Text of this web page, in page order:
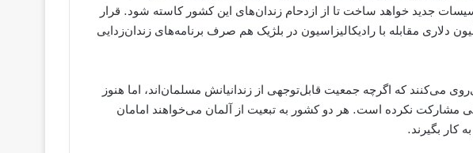
سال گذشته اعلام کرد که ۳۳ تاسیسات جدید خواهد ساخت تا از ازدحام زندان‌های این کشور کاسته شود. قرار
قابل توجهی از بودجه ۴۴ میلیون دلاری مقابله با رادیکالیزاسیون در بلژیک هم صرف برنامه‌های زندان‌زدایی
می‌کنند که اگرچه جمعیت قابل‌توجهی از زندانیانش مسلمان‌اند، اما هنوز
مشارکت نکرده است. هر دو کشور به تبعیت از آلمان می‌خواهند امامان
کار بگیرند.